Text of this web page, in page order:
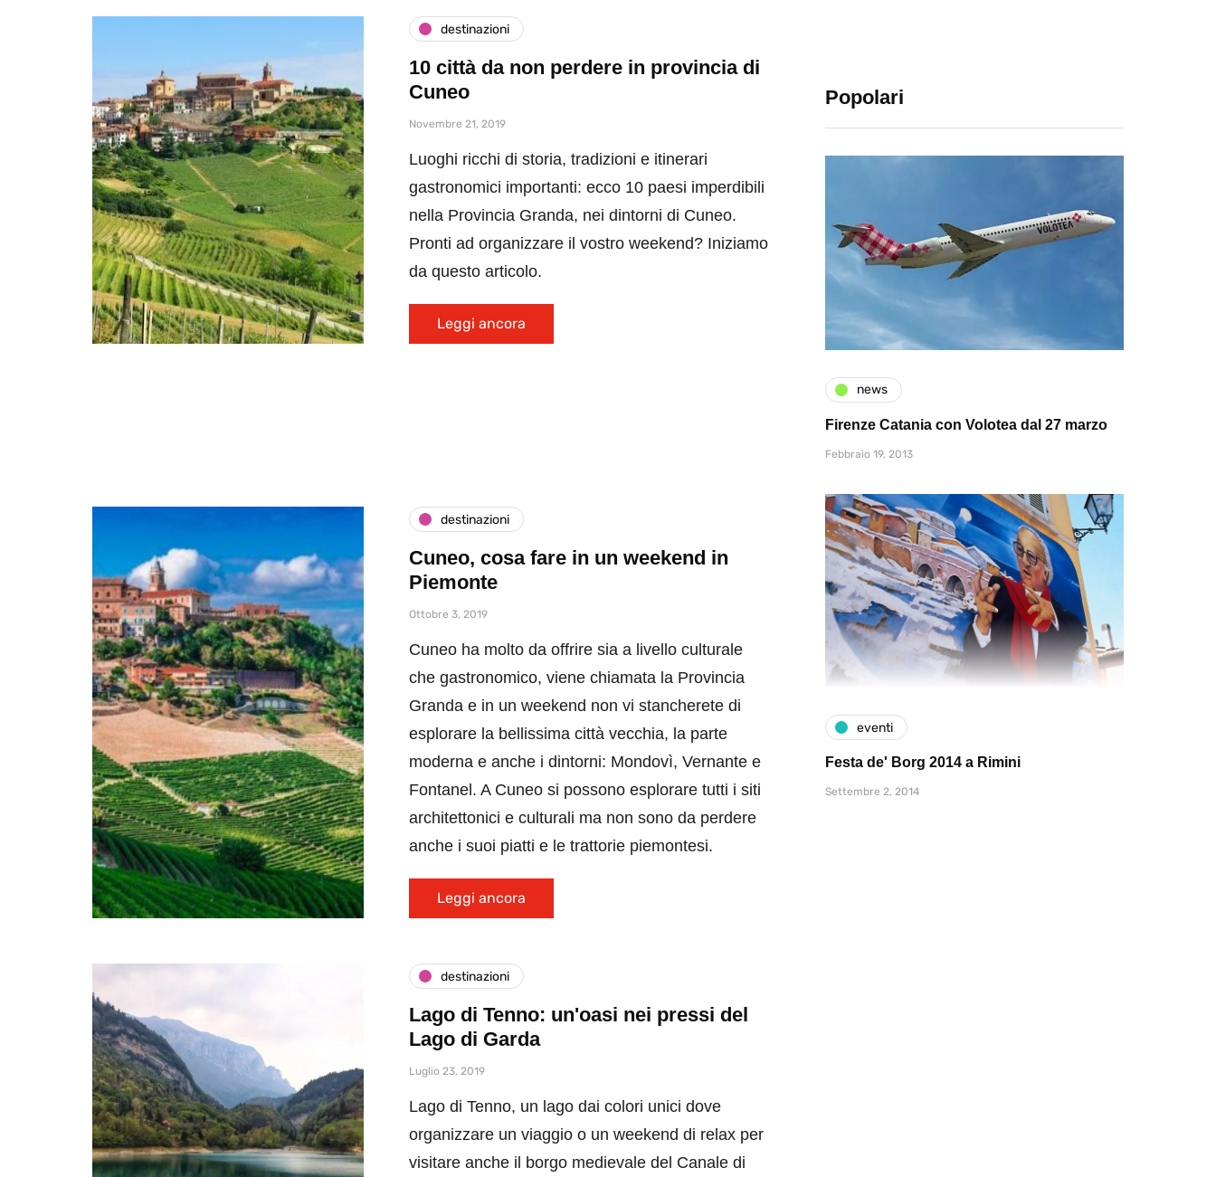
destinazioni
10 città da non perdere in provincia di
Cuneo
Novembre 21, 2019
Luoghi ricchi di storia, tradizioni e itinerari
gastronomici importanti: ecco 10 paesi imperdibili
nella Provincia Granda, nei dintorni di Cuneo.
Pronti ad organizzare il vostro weekend? Iniziamo
da questo articolo.
Leggi ancora
destinazioni
Cuneo, cosa fare in un weekend in
Piemonte
Ottobre 3, 2019
Cuneo ha molto da offrire sia a livello culturale
che gastronomico, viene chiamata la Provincia
Granda e in un weekend non vi stancherete di
esplorare la bellissima città vecchia, la parte
moderna e anche i dintorni: Mondovì, Vernante e
Fontanel. A Cuneo si possono esplorare tutti i siti
architettonici e culturali ma non sono da perdere
anche i suoi piatti e le trattorie piemontesi.
Leggi ancora
destinazioni
Lago di Tenno: un'oasi nei pressi del
Lago di Garda
Luglio 23, 2019
Lago di Tenno, un lago dai colori unici dove
organizzare un viaggio o un weekend di relax per
visitare anche il borgo medievale del Canale di
Popolari
news
Firenze Catania con Volotea dal 27 marzo
Febbraio 19, 2013
eventi
Festa de' Borg 2014 a Rimini
Settembre 2, 2014